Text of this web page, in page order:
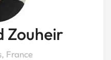
Zouheir
France